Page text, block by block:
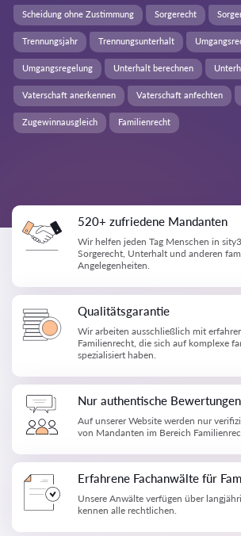
Familienrecht
Scheidung ohne Zustimmung Sorgerecht
Trennungsjahr Trennungsunterhalt
Umgangsregelung Unterhalt berechnen
Vaterschaft anerkennen Vaterschaft anfechten
Zugewinnausgleich
520+ zufriedene Mandanten
Wir helfen jeden Tag Menschen in
Sorgerecht, Unterhalt und anderen
Angelegenheiten.
Qualitätsgarantie
Wir arbeiten ausschließlich mit
Familienrecht, die sich auf komplexe
spezialisiert haben.
Nur authentische Bewertungen
Auf unserer Website werden nur
von Mandanten im Bereich
Erfahrene Fachanwälte für
Unsere Anwälte verfügen über
kennen alle rechtlichen.